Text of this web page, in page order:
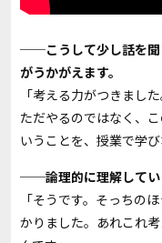
──こうして少し話を聞
がうかがえます。
「考える力がつきまし
ただやるのではなく、
いうことを、授業で学
──論理的に理解してい
「そうです。そっちの
かりました。あれこれ